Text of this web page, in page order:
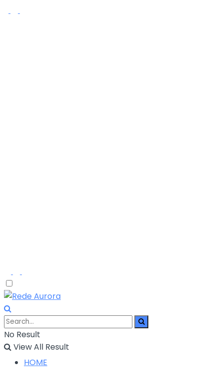
No Result
View All Result
HOME